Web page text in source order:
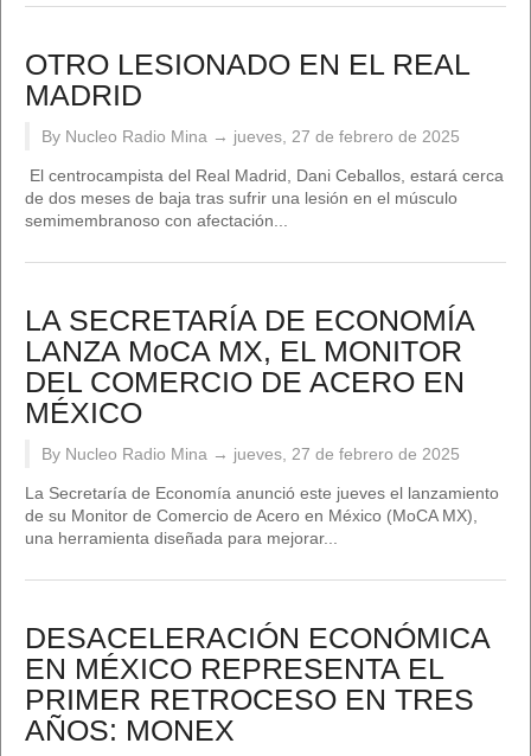
OTRO LESIONADO EN EL REAL
MADRID
By Nucleo Radio Mina → jueves, 27 de febrero de 2025
El centrocampista del Real Madrid, Dani Ceballos, estará cerca
de dos meses de baja tras sufrir una lesión en el músculo
semimembranoso con afectación...
LA SECRETARÍA DE ECONOMÍA
LANZA MoCA MX, EL MONITOR
DEL COMERCIO DE ACERO EN
MÉXICO
By Nucleo Radio Mina → jueves, 27 de febrero de 2025
La Secretaría de Economía anunció este jueves el lanzamiento
de su Monitor de Comercio de Acero en México (MoCA MX),
una herramienta diseñada para mejorar...
DESACELERACIÓN ECONÓMICA
EN MÉXICO REPRESENTA EL
PRIMER RETROCESO EN TRES
AÑOS: MONEX